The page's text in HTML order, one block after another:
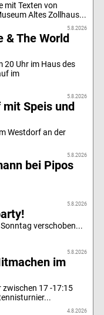
mit Texten von
Altes Zollhaus...
5.8.2026
& The World
20 Uhr im Haus des
im
5.8.2026
Speis und
Westdorf an der
5.8.2026
bei Pipos
5.8.2026
verschoben...
5.8.2026
im
zwischen 17 -17:15
4.8.2026